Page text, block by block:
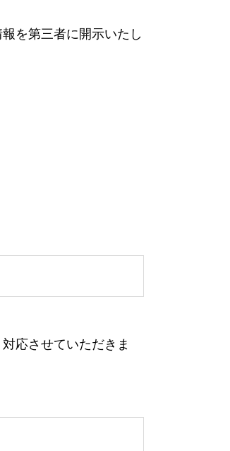
を第三者に開示いたし
応させていただきま